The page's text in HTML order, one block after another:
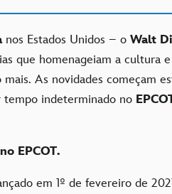
nos Estados Unidos – o Walt
que homenageiam a cultura
As novidades começam
tempo indeterminado no
EPCOT.
em 1º de fevereiro de